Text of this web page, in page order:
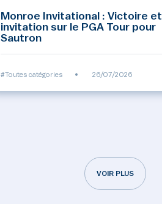
Monroe Invitational : Victoire et
invitation sur le PGA Tour pour
Sautron
#Toutes catégories • 26/07/2026
VOIR PLUS